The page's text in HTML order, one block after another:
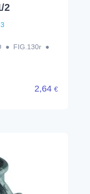
2
● FIG.130r ●
2,64 €